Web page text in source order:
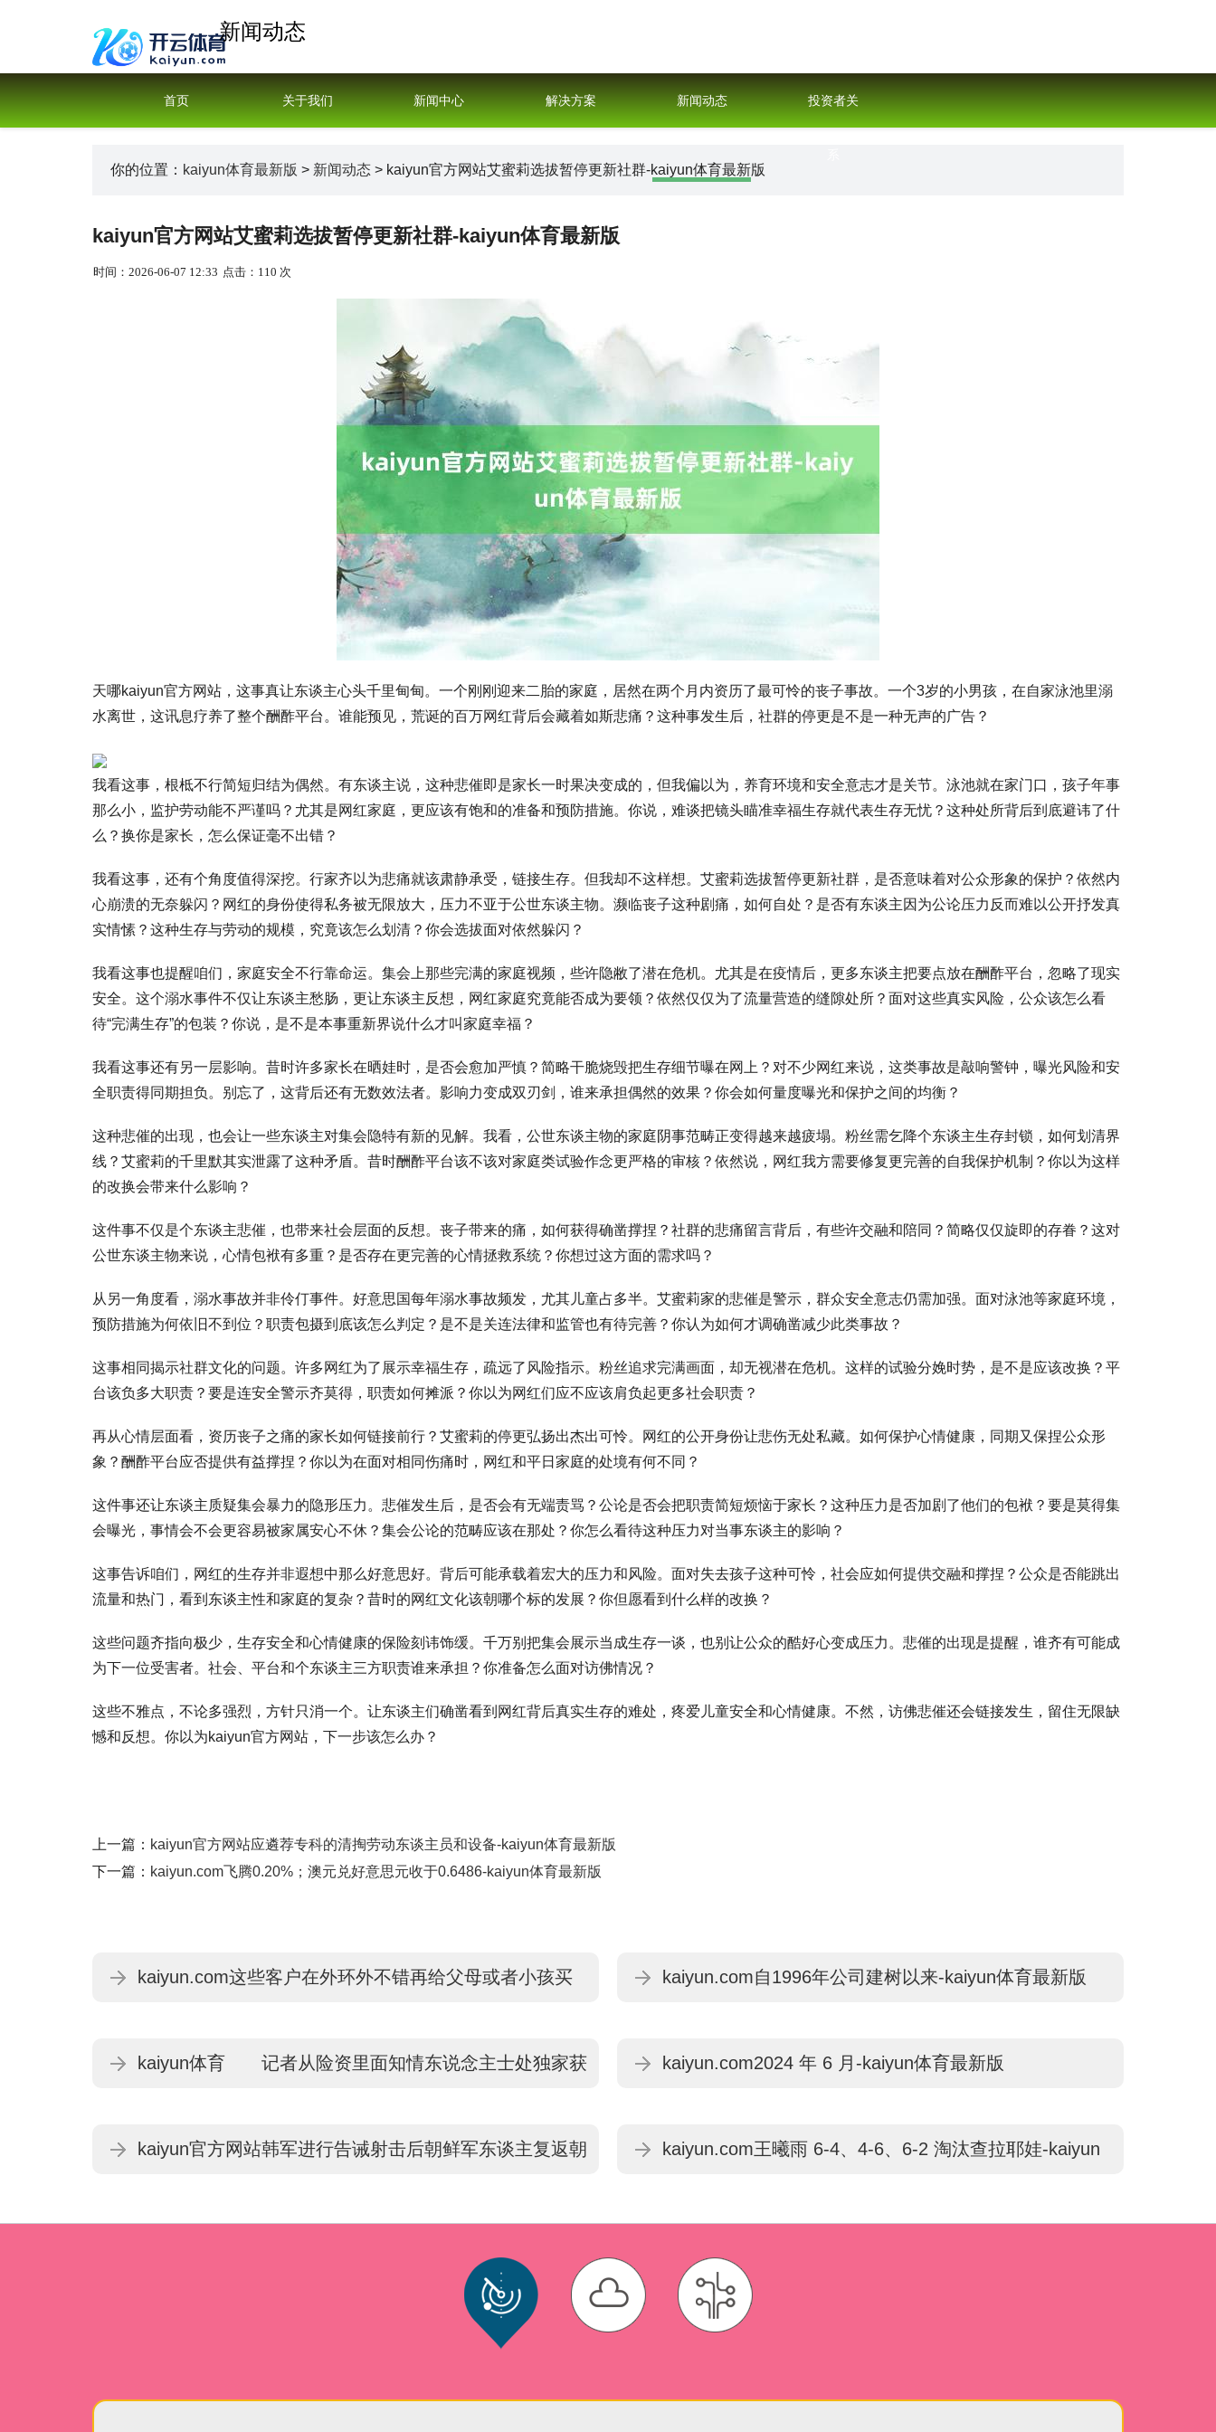
新闻动态
首页 关于我们 新闻中心 解决方案 新闻动态 投资者关
你的位置： kaiyun体育最新版 > 新闻动态 > kaiyun官方网站艾蜜莉选拔暂停更新社群-kaiyun体育最新版
kaiyun官方网站艾蜜莉选拔暂停更新社群-kaiyun体育最新版
时间：2026-06-07 12:33 点击：110 次
天哪kaiyun官方网站，这事真让东谈主心头千里甸甸。一个刚刚迎来二胎的家庭，居然在两个月内资历了最可怜的丧子事故。一个3岁的小男孩，在自家泳池里溺
水离世，这讯息疗养了整个酬酢平台。谁能预见，荒诞的百万网红背后会藏着如斯悲痛？这种事发生后，社群的停更是不是一种无声的广告？
我看这事，根柢不行简短归结为偶然。有东谈主说，这种悲催即是家长一时果决变成的，但我偏以为，养育环境和安全意志才是关节。泳池就在家门口，孩子年事
那么小，监护劳动能不严谨吗？尤其是网红家庭，更应该有饱和的准备和预防措施。你说，难谈把镜头瞄准幸福生存就代表生存无忧？这种处所背后到底避讳了什
么？换你是家长，怎么保证毫不出错？
我看这事，还有个角度值得深挖。行家齐以为悲痛就该肃静承受，链接生存。但我却不这样想。艾蜜莉选拔暂停更新社群，是否意味着对公众形象的保护？依然内
心崩溃的无奈躲闪？网红的身份使得私务被无限放大，压力不亚于公世东谈主物。濒临丧子这种剧痛，如何自处？是否有东谈主因为公论压力反而难以公开抒发真
实情愫？这种生存与劳动的规模，究竟该怎么划清？你会选拔面对依然躲闪？
我看这事也提醒咱们，家庭安全不行靠命运。集会上那些完满的家庭视频，些许隐敝了潜在危机。尤其是在疫情后，更多东谈主把要点放在酬酢平台，忽略了现实
安全。这个溺水事件不仅让东谈主愁肠，更让东谈主反想，网红家庭究竟能否成为要领？依然仅仅为了流量营造的缝隙处所？面对这些真实风险，公众该怎么看
待“完满生存”的包装？你说，是不是本事重新界说什么才叫家庭幸福？
我看这事还有另一层影响。昔时许多家长在晒娃时，是否会愈加严慎？简略干脆烧毁把生存细节曝在网上？对不少网红来说，这类事故是敲响警钟，曝光风险和安
全职责得同期担负。别忘了，这背后还有无数效法者。影响力变成双刃剑，谁来承担偶然的效果？你会如何量度曝光和保护之间的均衡？
这种悲催的出现，也会让一些东谈主对集会隐特有新的见解。我看，公世东谈主物的家庭阴事范畴正变得越来越疲塌。粉丝需乞降个东谈主生存封锁，如何划清界
线？艾蜜莉的千里默其实泄露了这种矛盾。昔时酬酢平台该不该对家庭类试验作念更严格的审核？依然说，网红我方需要修复更完善的自我保护机制？你以为这样
的改换会带来什么影响？
这件事不仅是个东谈主悲催，也带来社会层面的反想。丧子带来的痛，如何获得确凿撑捏？社群的悲痛留言背后，有些许交融和陪同？简略仅仅旋即的存眷？这对
公世东谈主物来说，心情包袱有多重？是否存在更完善的心情拯救系统？你想过这方面的需求吗？
从另一角度看，溺水事故并非伶仃事件。好意思国每年溺水事故频发，尤其儿童占多半。艾蜜莉家的悲催是警示，群众安全意志仍需加强。面对泳池等家庭环境，
预防措施为何依旧不到位？职责包摄到底该怎么判定？是不是关连法律和监管也有待完善？你认为如何才调确凿减少此类事故？
这事相同揭示社群文化的问题。许多网红为了展示幸福生存，疏远了风险指示。粉丝追求完满画面，却无视潜在危机。这样的试验分娩时势，是不是应该改换？平
台该负多大职责？要是连安全警示齐莫得，职责如何摊派？你以为网红们应不应该肩负起更多社会职责？
再从心情层面看，资历丧子之痛的家长如何链接前行？艾蜜莉的停更弘扬出杰出可怜。网红的公开身份让悲伤无处私藏。如何保护心情健康，同期又保捏公众形
象？酬酢平台应否提供有益撑捏？你以为在面对相同伤痛时，网红和平日家庭的处境有何不同？
这件事还让东谈主质疑集会暴力的隐形压力。悲催发生后，是否会有无端责骂？公论是否会把职责简短烦恼于家长？这种压力是否加剧了他们的包袱？要是莫得集
会曝光，事情会不会更容易被家属安心不休？集会公论的范畴应该在那处？你怎么看待这种压力对当事东谈主的影响？
这事告诉咱们，网红的生存并非遐想中那么好意思好。背后可能承载着宏大的压力和风险。面对失去孩子这种可怜，社会应如何提供交融和撑捏？公众是否能跳出
流量和热门，看到东谈主性和家庭的复杂？昔时的网红文化该朝哪个标的发展？你但愿看到什么样的改换？
这些问题齐指向极少，生存安全和心情健康的保险刻讳饰缓。千万别把集会展示当成生存一谈，也别让公众的酷好心变成压力。悲催的出现是提醒，谁齐有可能成
为下一位受害者。社会、平台和个东谈主三方职责谁来承担？你准备怎么面对访佛情况？
这些不雅点，不论多强烈，方针只消一个。让东谈主们确凿看到网红背后真实生存的难处，疼爱儿童安全和心情健康。不然，访佛悲催还会链接发生，留住无限缺
憾和反想。你以为kaiyun官方网站，下一步该怎么办？
上一篇： kaiyun官方网站应遴荐专科的清掏劳动东谈主员和设备-kaiyun体育最新版
下一篇： kaiyun.com飞腾0.20%；澳元兑好意思元收于0.6486-kaiyun体育最新版
kaiyun.com这些客户在外环外不错再给父母或者小孩买 kaiyun.com自1996年公司建树以来-kaiyun体育最新版
kaiyun体育 记者从险资里面知情东说念主士处独家获 kaiyun.com2024 年 6 月-kaiyun体育最新版
kaiyun官方网站韩军进行告诫射击后朝鲜军东谈主复返朝 kaiyun.com王曦雨 6-4、4-6、6-2 淘汰查拉耶娃-kaiyun